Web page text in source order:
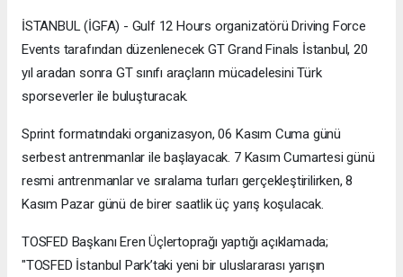
İSTANBUL (İGFA) - Gulf 12 Hours organizatörü Driving Force
Events tarafından düzenlenecek GT Grand Finals İstanbul, 20
yıl aradan sonra GT sınıfı araçların mücadelesini Türk
sporseverler ile buluşturacak.
Sprint formatındaki organizasyon, 06 Kasım Cuma günü
serbest antrenmanlar ile başlayacak. 7 Kasım Cumartesi günü
resmi antrenmanlar ve sıralama turları gerçekleştirilirken, 8
Kasım Pazar günü de birer saatlik üç yarış koşulacak.
TOSFED Başkanı Eren Üçlertoprağı yaptığı açıklamada;
"TOSFED İstanbul Park’taki yeni bir uluslararası yarışın